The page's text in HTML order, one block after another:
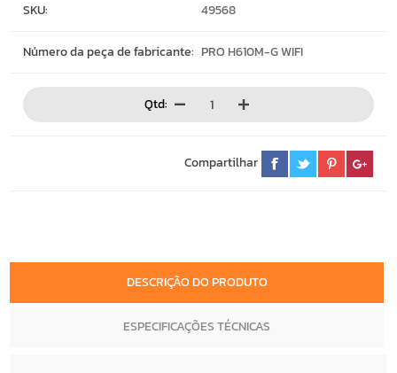
SKU: 49568
Número da peça de fabricante: PRO H610M-G WIFI
Qtd:
Compartilhar
DESCRIÇÃO DO PRODUTO
ESPECIFICAÇÕES TÉCNICAS